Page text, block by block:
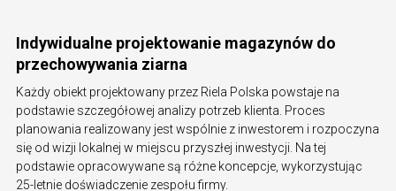
Indywidualne projektowanie magazynów do
przechowywania ziarna
Każdy obiekt projektowany przez Riela Polska powstaje na
podstawie szczegółowej analizy potrzeb klienta. Proces
planowania realizowany jest wspólnie z inwestorem i rozpoczyna
się od wizji lokalnej w miejscu przyszłej inwestycji. Na tej
podstawie opracowywane są różne koncepcje, wykorzystując
25-letnie doświadczenie zespołu firmy.